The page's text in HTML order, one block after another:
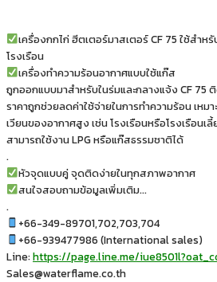
เครื่องกกไก่ ฮีตเตอร์มาสเตอร์ CF 75 ใช้สำห
โรงเรือน
เครื่องทำความร้อนอากาศแบบใช้แก๊ส
ถูกออกแบบมาสำหรับในร่มและกลางแจ้ง CF 75
ราคาถูกช่วยลดค่าใช้จ่ายในการทำความร้อน เห
เวียนของอากาศสูง เช่น โรงเรือนหรือโรงเรือนเ
สามารถใช้งาน LPG หรือแก๊สธรรมชาติได้
.
หัวจุดแบบคู่ จุดติดง่ายในทุกสภาพอากาศ
สนใจสอบถามข้อมูลเพิ่มเติม…
.
+66-349-89701,702,703,704
+66-939477986 (International sales)
Line:https://page.line.me/
Sales@waterflame.co.th